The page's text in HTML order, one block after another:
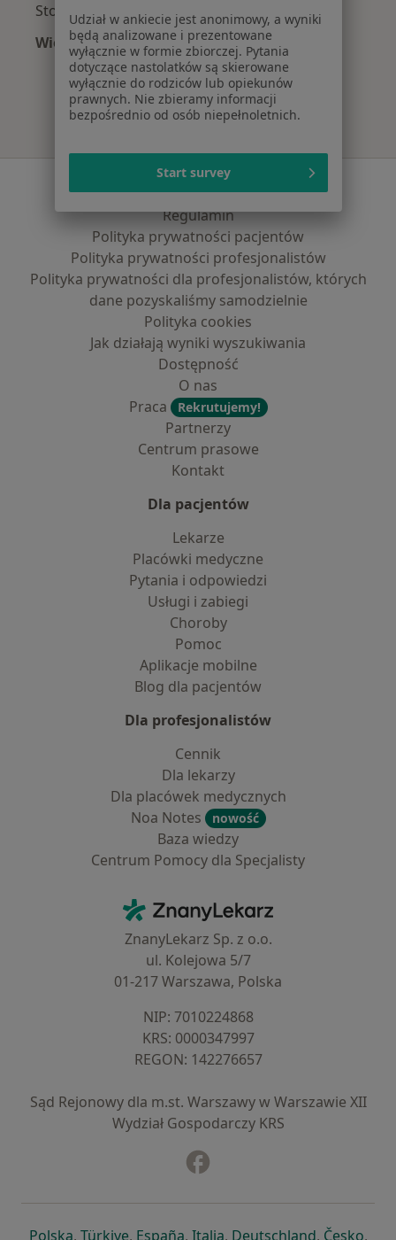
Stomatolodzy z Medicover w Krakowie
Więcej (1)
Więcej w kategorii: Najpopularniejsze
Serwis
Regulamin
Polityka prywatności pacjentów
Polityka prywatności profesjonalistów
Polityka prywatności dla profesjonalistów, których
dane pozyskaliśmy samodzielnie
Polityka cookies
Jak działają wyniki wyszukiwania
Dostępność
O nas
Praca
Rekrutujemy!
Partnerzy
Centrum prasowe
Kontakt
Dla pacjentów
Lekarze
Placówki medyczne
Pytania i odpowiedzi
Usługi i zabiegi
Choroby
Pomoc
Aplikacje mobilne
Blog dla pacjentów
Dla profesjonalistów
Cennik
Dla lekarzy
Dla placówek medycznych
Noa Notes
nowość
Baza wiedzy
Centrum Pomocy dla Specjalisty
ZnanyLekarz - Strona główna
ZnanyLekarz Sp. z o.o.
ul. Kolejowa 5/7
01-217 Warszawa, Polska
NIP: ⁠7010224868
KRS: ⁠0000347997
REGON: ⁠142276657
Sąd Rejonowy dla m.st. Warszawy w Warszawie XII
Wydział Gospodarczy KRS
Polskaotwiera się w nowej karcie
, Türkiyeotwiera się w nowej karcie
, Españaotwiera się w nowej karcie
, Italiaotwiera się w nowej
, Deutschlandotwiera się
, Česko,
Udział w ankiecie jest anonimowy, a wyniki
będą analizowane i prezentowane
wyłącznie w formie zbiorczej. Pytania
dotyczące nastolatków są skierowane
wyłącznie do rodziców lub opiekunów
prawnych. Nie zbieramy informacji
bezpośrednio od osób niepełnoletnich.
Start survey